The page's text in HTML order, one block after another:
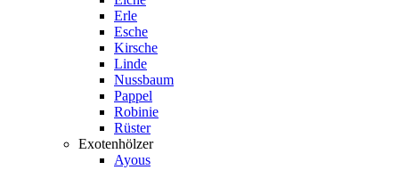
Erle
Esche
Kirsche
Linde
Nussbaum
Pappel
Robinie
Rüster
Exotenhölzer
Ayous